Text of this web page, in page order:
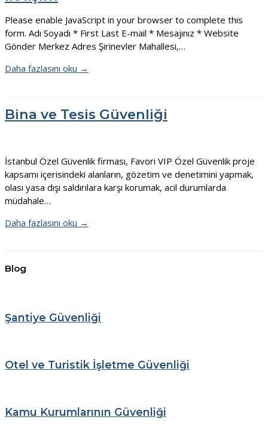
Please enable JavaScript in your browser to complete this
form. Adı Soyadı * First Last E-mail * Mesajınız * Website
Gönder Merkez Adres Şirinevler Mahallesi,…
Daha fazlasını oku →
Bina ve Tesis Güvenliği
İstanbul Özel Güvenlik firması, Favori VIP Özel Güvenlik proje
kapsamı içerisindeki alanların, gözetim ve denetimini yapmak,
olası yasa dışı saldırılara karşı korumak, acil durumlarda
müdahale…
Daha fazlasını oku →
Blog
Şantiye Güvenliği
Otel ve Turistik İşletme Güvenliği
Kamu Kurumlarının Güvenliği